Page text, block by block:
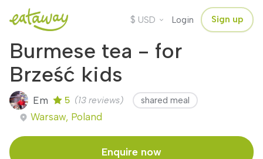
$ USD Login Sign up
Burmese tea - for
Brześć kids
Em 5 (13 reviews) shared meal
Warsaw, Poland
Enquire now